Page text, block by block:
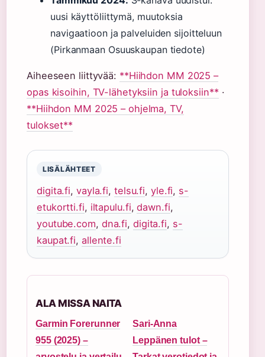
uusi käyttöliittymä, muutoksia
navigaatioon ja palveluiden sijoitteluun
(Pirkanmaan Osuuskaupan tiedote)
Aiheeseen liittyvää: **Hiihdon MM 2025 –
opas kisoihin, TV-lähetyksiin ja tuloksiin** ·
**Hiihdon MM 2025 – ohjelma, TV,
tulokset**
LISÄLÄHTEET
digita.fi, vayla.fi, telsu.fi, yle.fi, s-
etukortti.fi, iltapulu.fi,dawn.fi,
youtube.com, dna.fi, digita.fi, s-
kaupat.fi, allente.fi
ALA MISSA NAITA
Garmin Forerunner
955 (2025) –
Sari-Anna
Leppänen tulot –